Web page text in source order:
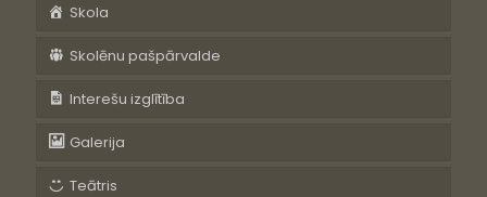
Skola
Skolēnu pašpārvalde
Interešu izglītība
Galerija
Teātris